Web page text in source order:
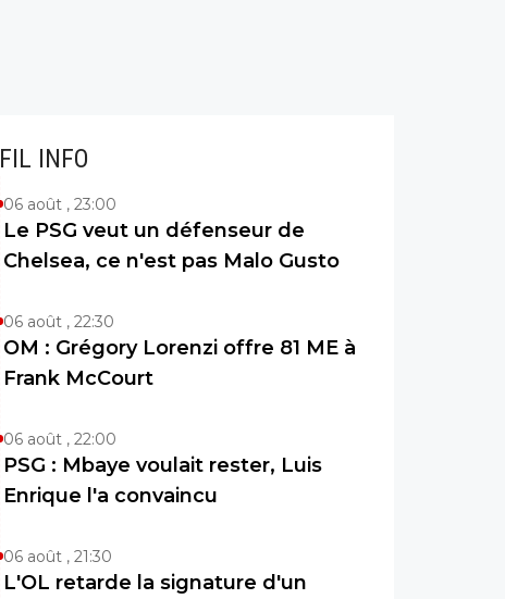
FIL INFO
06 août , 23:00
Le PSG veut un défenseur de
Chelsea, ce n'est pas Malo Gusto
06 août , 22:30
OM : Grégory Lorenzi offre 81 ME à
Frank McCourt
06 août , 22:00
PSG : Mbaye voulait rester, Luis
Enrique l'a convaincu
06 août , 21:30
L'OL retarde la signature d'un